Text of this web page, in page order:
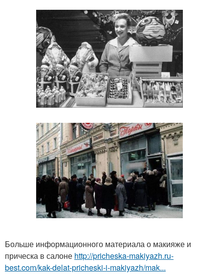
Больше информационного материала о макияже и
прическа в салоне http://pricheska-makiyazh.ru-
best.com/kak-delat-pricheski-i-makiyazh/mak...